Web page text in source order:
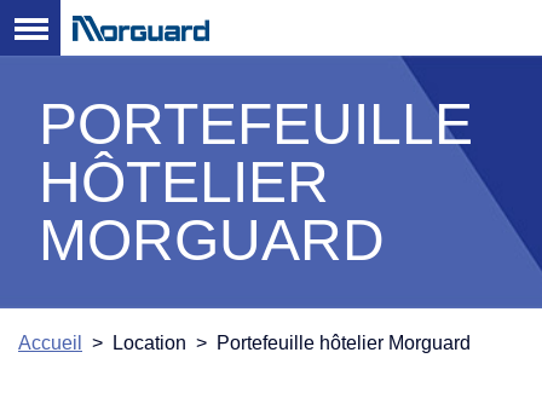
PORTEFEUILLE
HÔTELIER
MORGUARD
Accueil > Location > Portefeuille hôtelier Morguard